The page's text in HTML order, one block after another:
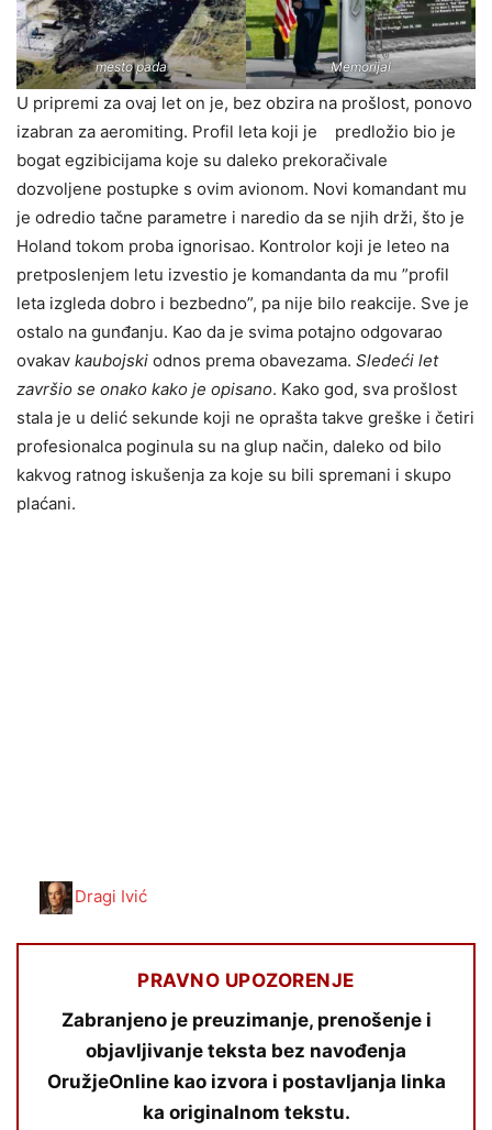
mesto pada Memorijal
U pripremi za ovaj let on je, bez obzira na prošlost, ponovo
izabran za aeromiting. Profil leta koji je predložio bio je
bogat egzibicijama koje su daleko prekoračivale
dozvoljene postupke s ovim avionom. Novi komandant mu
je odredio tačne parametre i naredio da se njih drži, što je
Holand tokom proba ignorisao. Kontrolor koji je leteo na
pretposlenjem letu izvestio je komandanta da mu ”profil
leta izgleda dobro i bezbedno”, pa nije bilo reakcije. Sve je
ostalo na gunđanju. Kao da je svima potajno odgovarao
ovakav kaubojski odnos prema obavezama. Sledeći let
završio se onako kako je opisano. Kako god, sva prošlost
stala je u delić sekunde koji ne oprašta takve greške i četiri
profesionalca poginula su na glup način, daleko od bilo
kakvog ratnog iskušenja za koje su bili spremani i skupo
plaćani.
Dragi Ivić
PRAVNO UPOZORENJE
Zabranjeno je preuzimanje, prenošenje i
objavljivanje teksta bez navođenja
OružjeOnline kao izvora i postavljanja linka
ka originalnom tekstu.